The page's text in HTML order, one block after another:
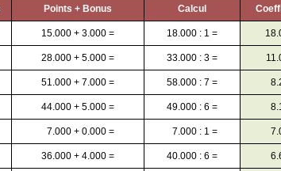
Points + Bonus Calcul
15.000 + 3.000 = 18.000 : 1 =
28.000 + 5.000 = 33.000 : 3 =
51.000 + 7.000 = 58.000 : 7 =
44.000 + 5.000 = 49.000 : 6 =
7.000 + 0.000 = 7.000 : 1 =
36.000 + 4.000 = 40.000 : 6 =